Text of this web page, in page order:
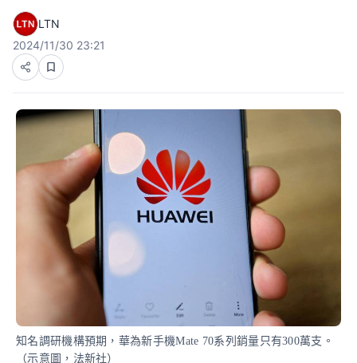
LTN
2024/11/30 23:21
知名調研機構預期，華為新手機Mate 70系列銷量只有300萬支。
（示意圖，法新社）